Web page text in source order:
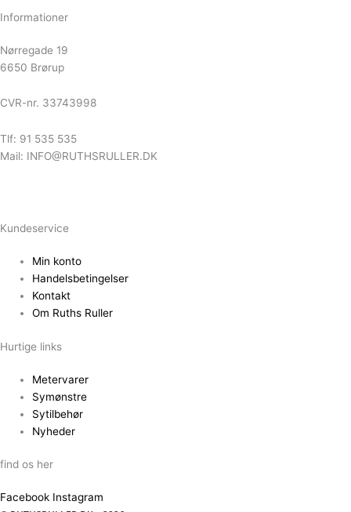
Informationer
Nørregade 19
6650 Brørup
CVR-nr. 33743998
Tlf: 91 535 535
Mail: INFO@RUTHSRULLER.DK
Kundeservice
Min konto
Handelsbetingelser
Kontakt
Om Ruths Ruller
Hurtige links
Metervarer
Symønstre
Sytilbehør
Nyheder
find os her
Facebook Instagram